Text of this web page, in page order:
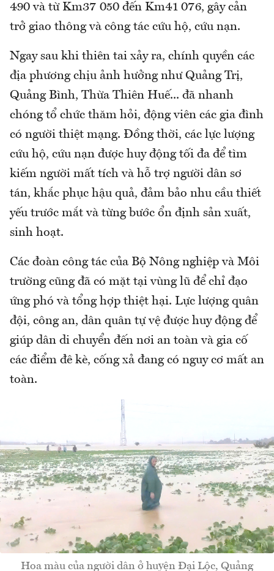
490 và từ Km37 050 đến Km41 076, gây cản
trở giao thông và công tác cứu hộ, cứu nạn.
Ngay sau khi thiên tai xảy ra, chính quyền các
địa phương chịu ảnh hưởng như Quảng Trị,
Quảng Bình, Thừa Thiên Huế... đã nhanh
chóng tổ chức thăm hỏi, động viên các gia đình
có người thiệt mạng. Đồng thời, các lực lượng
cứu hộ, cứu nạn được huy động tối đa để tìm
kiếm người mất tích và hỗ trợ người dân sơ
tán, khắc phục hậu quả, đảm bảo nhu cầu thiết
yếu trước mắt và từng bước ổn định sản xuất,
sinh hoạt.
Các đoàn công tác của Bộ Nông nghiệp và Môi
trường cũng đã có mặt tại vùng lũ để chỉ đạo
ứng phó và tổng hợp thiệt hại. Lực lượng quân
đội, công an, dân quân tự vệ được huy động để
giúp dân di chuyển đến nơi an toàn và gia cố
các điểm đê kè, cống xả đang có nguy cơ mất an
toàn.
Hoa màu của người dân ở huyện Đại Lộc, Quảng